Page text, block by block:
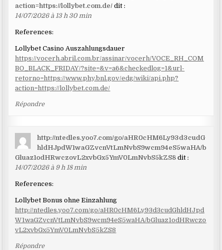
action=https://lollybet.com.de/ dit :
14/07/2026 à 13 h 30 min
References:
Lollybet Casino Auszahlungsdauer
https://vocerh.abril.com.br/assinar/vocerh/VOCE_RH_COM
BO_BLACK_FRIDAY/?site=&v=a6&checkedlog=1&url-
retorno=https://www.phy.bnl.gov/edg/wiki/api.php?
action=https://lollybet.com.de/
Répondre
http://ntedles.yoo7.com/go/aHR0cHM6Ly93d3cudG
hldHJpdW1waGZvcnVtLmNvbS9wcm94eS5waHA/b
Gluaz1odHRwczovL2xvbGx5YmV0LmNvbS5kZS8 dit :
14/07/2026 à 9 h 18 min
References:
Lollybet Bonus ohne Einzahlung
http://ntedles.yoo7.com/go/aHR0cHM6Ly93d3cudGhldHJpd
W1waGZvcnVtLmNvbS9wcm94eS5waHA/bGluaz1odHRwczo
vL2xvbGx5YmV0LmNvbS5kZS8
Répondre